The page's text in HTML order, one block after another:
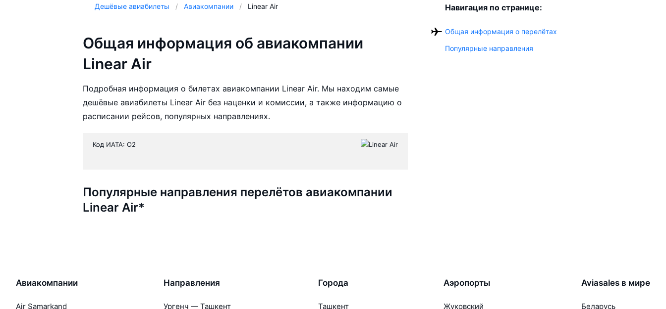
Дешёвые авиабилеты Авиакомпании Linear Air
Общая информация об авиакомпании
Linear Air
Подробная информация о билетах авиакомпании Linear Air. Мы находим самые
дешёвые авиабилеты Linear Air без наценки и комиссии, а также информацию о
расписании рейсов, популярных направлениях.
Код ИАТА: O2
Популярные направления перелётов авиакомпании
Linear Air*
Навигация по странице:
Общая информация о перелётах
Популярные направления
Авиакомпании
Air Samarkand
Направления
Ургенч — Ташкент
Города
Ташкент
Аэропорты
Жуковский
Aviasales в мире
Беларусь